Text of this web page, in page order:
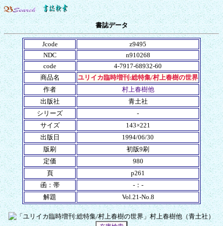
書誌データ
Jcode
z9495
NDC
n910268
code
4-7917-68932-60
商品名
ユリイカ臨時増刊:総特集/村上春樹の世界
作者
村上春樹他
出版社
青土社
シリーズ
-
サイズ
143×221
出版日
1994/06/30
版刷
初版9刷
定価
980
頁
p261
函：帯
-：-
解題
Vol.21-No.8